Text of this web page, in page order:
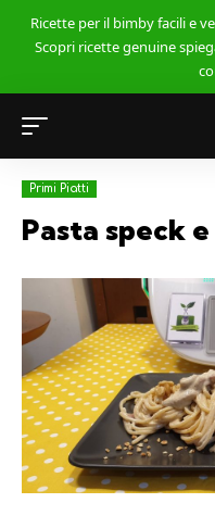
Ricette per il bimby facili e
Scopri ricette genuine
Primi Piatti
Pasta speck